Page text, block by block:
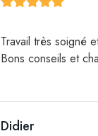
Travail très soigné
Bons conseils et
Didier